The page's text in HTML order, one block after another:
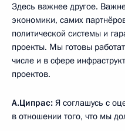
Здесь важнее другое.
экономики, самих
политической системы и
проекты. Мы готовы
числе и в сфере
проектов.
А.Ципрас: Я соглашусь с
в отношении того, что мы